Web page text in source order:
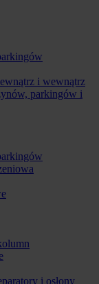
i wewnątrz
parkingów i
i osłony